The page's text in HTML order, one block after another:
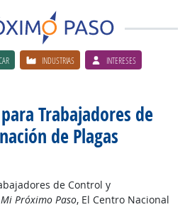
INDUSTRIAS INTERESES
Trabajadores de
de Plagas
de Control y
Mi Próximo Paso, El Centro Nacional